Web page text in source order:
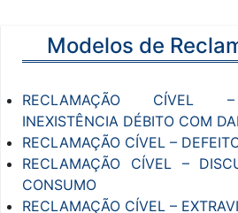
Modelos de
RECLAMAÇÃO CÍVEL –
INEXISTÊNCIA DÉBITO COM
RECLAMAÇÃO CÍVEL –
RECLAMAÇÃO CÍVEL –
CONSUMO
RECLAMAÇÃO CÍVEL –